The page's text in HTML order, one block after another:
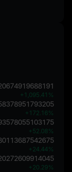
+1,095.41%
+172.16%
+52.08%
+24.44%
+20.29%